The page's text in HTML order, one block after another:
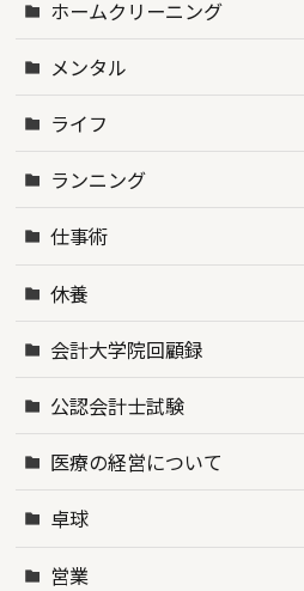
ホームクリーニング
メンタル
ライフ
ランニング
仕事術
休養
会計大学院回顧録
公認会計士試験
医療の経営について
卓球
営業